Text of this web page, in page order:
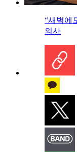
“새벽에
의사